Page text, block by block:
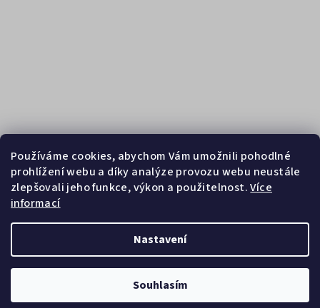
Používáme cookies, abychom Vám umožnili pohodlné
prohlížení webu a díky analýze provozu webu neustále
zlepšovali jeho funkce, výkon a použitelnost.Více
informací
Nastavení
Souhlasím
Sledovat na Instagramu
Vytvořil Shoptet